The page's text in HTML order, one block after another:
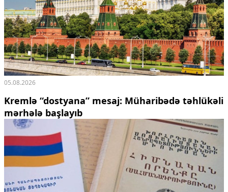
05.08.2026
Kremlə “dostyana” mesaj: Müharibədə təhlükəli
mərhələ başlayıb